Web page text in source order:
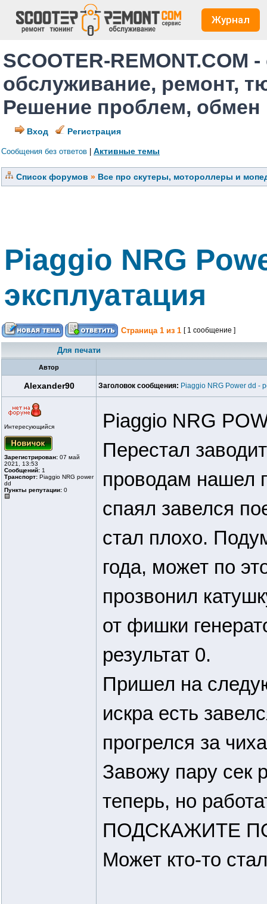
Журнал
SCOOTER-REMONT.COM
обслуживание, ремонт,
Решение проблем,
Вход Регистрация
Сообщения без ответов Активные темы
Список форумов » Все про скутеры, мотороллеры и
Piaggio NRG
эксплуатация
Страница 1 из 1 [ 1 сообщение ]
Для печати
Автор
Alexander90 Заголовок сообщения: Piaggio NRG Power dd -
Интересующийся
Зарегистрирован: 07 май
2021, 13:53
Сообщений: 1
Транспорт: Piaggio NRG power
dd
Пункты репутации: 0
Piaggio NRG
Перестал
проводам нашел
спаял завелся
стал плохо.
года, может по
прозвонил
от фишки
результат 0.
Пришел на
искра есть
прогрелся за
Завожу пару сек
теперь, но
ПОДСКАЖИТЕ
Может кто-то